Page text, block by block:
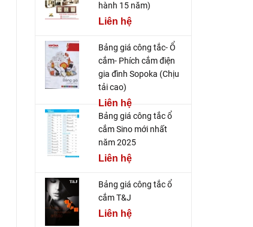
hành 15 năm)
Liên hệ
Bảng giá công tắc- Ổ
cắm- Phích cắm điện
gia đình Sopoka (Chịu
tải cao)
Liên hệ
Bảng giá công tắc ổ
cắm Sino mới nhất
năm 2025
Liên hệ
Bảng giá công tắc ổ
cắm T&J
Liên hệ